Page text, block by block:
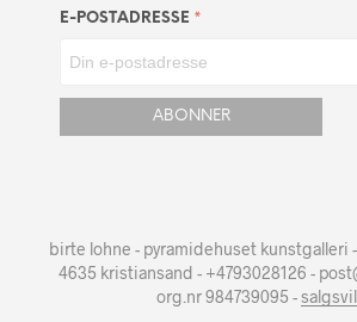
E-POSTADRESSE *
birte lohne - pyramidehuset kunstgalleri
4635 kristiansand - +4793028126 -
org.nr 984739095 -